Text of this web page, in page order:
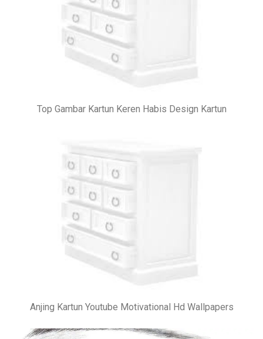
Top Gambar Kartun Keren Habis Design Kartun
Anjing Kartun Youtube Motivational Hd Wallpapers